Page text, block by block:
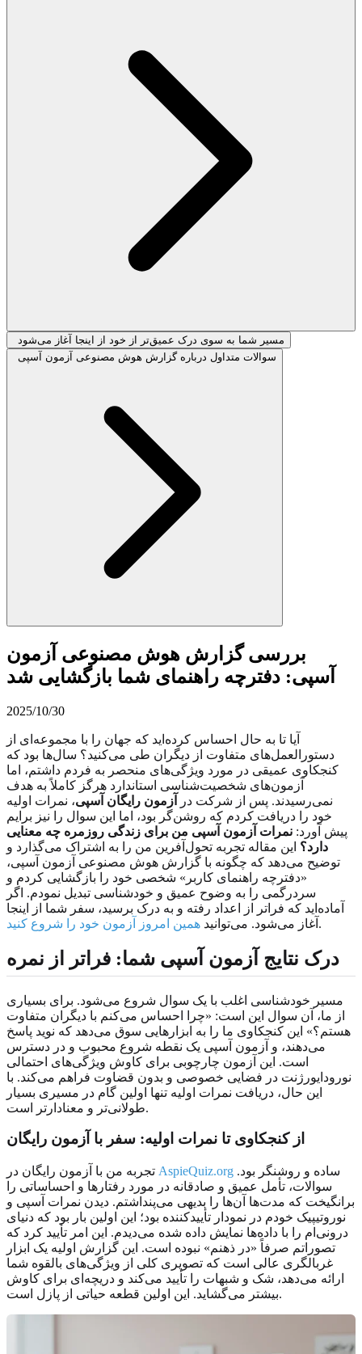
مسیر شما به سوی درک عمیق‌تر از خود از اینجا آغاز می‌شود
سوالات متداول درباره گزارش هوش مصنوعی آزمون آسپی
بررسی گزارش هوش مصنوعی آزمون
آسپی: دفترچه راهنمای شما بازگشایی شد
2025/10/30
آیا تا به حال احساس کرده‌اید که جهان را با مجموعه‌ای از
دستورالعمل‌های متفاوت از دیگران طی می‌کنید؟ سال‌ها بود که
کنجکاوی عمیقی در مورد ویژگی‌های منحصر به فردم داشتم، اما
آزمون‌های شخصیت‌شناسی استاندارد هرگز کاملاً به هدف
نمی‌رسیدند. پس از شرکت در
آزمون رایگان آسپی، نمرات اولیه
خود را دریافت کردم که روشن‌گر بود، اما این سوال را نیز برایم
پیش آورد: نمرات آزمون آسپی من برای زندگی روزمره چه معنایی
دارد؟ این مقاله تجربه تحول‌آفرین من را به اشتراک می‌گذارد و
توضیح می‌دهد که چگونه با گزارش هوش مصنوعی آزمون آسپی،
«دفترچه راهنمای کاربر» شخصی خود را بازگشایی کردم و
سردرگمی را به وضوح عمیق و خودشناسی تبدیل نمودم. اگر
آماده‌اید که فراتر از اعداد رفته و به درک برسید، سفر شما از اینجا
آغاز می‌شود. می‌توانید همین امروز آزمون خود را شروع کنید .
درک نتایج آزمون آسپی شما: فراتر از نمره
مسیر خودشناسی اغلب با یک سوال شروع می‌شود. برای بسیاری
از ما، آن سوال این است: «چرا احساس می‌کنم با دیگران متفاوت
هستم؟» این کنجکاوی ما را به ابزارهایی سوق می‌دهد که نوید پاسخ
می‌دهند، و آزمون آسپی یک نقطه شروع محبوب و در دسترس
است. این آزمون چارچوبی برای کاوش ویژگی‌های احتمالی
نورودایورژنت در فضایی خصوصی و بدون قضاوت فراهم می‌کند. با
این حال، دریافت نمرات اولیه تنها اولین گام در مسیری بسیار
طولانی‌تر و معنادارتر است.
از کنجکاوی تا نمرات اولیه: سفر با آزمون رایگان
AspieQuiz.org
سوالات، تأمل عمیق و صادقانه در مورد رفتارها و احساساتی را
برانگیخت که مدت‌ها آن‌ها را بدیهی می‌پنداشتم. دیدن نمرات آسپی و
نوروتیپیک خودم در نمودار تأییدکننده بود؛ این اولین بار بود که دنیای
درونی‌ام را با داده‌ها نمایش داده شده می‌دیدم. این امر تأیید کرد که
تصوراتم صرفاً «در ذهنم» نبوده است. این گزارش اولیه یک ابزار
غربالگری عالی است که تصویری کلی از ویژگی‌های بالقوه شما
ارائه می‌دهد، شک و شبهات را تأیید می‌کند و دریچه‌ای برای کاوش
بیشتر می‌گشاید. این اولین قطعه حیاتی از پازل است.